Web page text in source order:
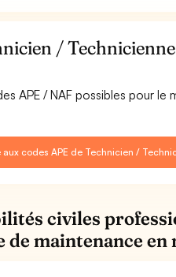
/
APE / NAF possibles pour
codes APE de Technicien /
civiles
maintenance